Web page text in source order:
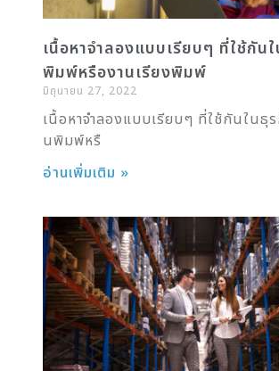
เนื้อหาจำลองแบบเรียบๆ ที่ใช้กัน
พิมพ์หรืองานเรียงพิมพ์
มิถุนายน 27, 2022
เนื้อหาจำลองแบบเรียบๆ ที่ใช้กันในธุ
นพิมพ์หรื
อ่านเพิ่มเติม »